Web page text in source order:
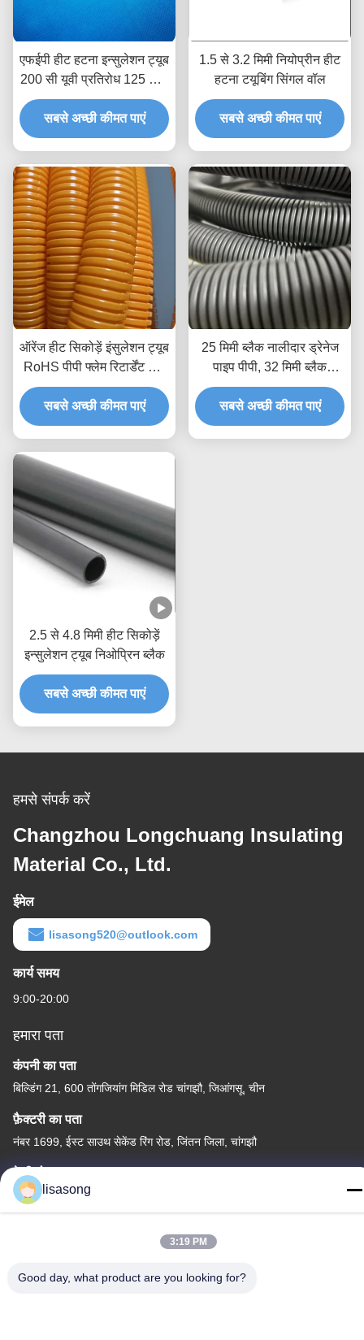
एफईपी हीट हटना इन्सुलेशन ट्यूब
200 सी यूवी प्रतिरोध 125 मिमी
लपेटें
सबसे अच्छी कीमत पाएं
1.5 से 3.2 मिमी नियोप्रीन हीट
हटना टयूबिंग सिंगल वॉल
सबसे अच्छी कीमत पाएं
ऑरेंज हीट सिकोड़ें इंसुलेशन ट्यूब
RoHS पीपी फ्लेम रिटार्डेंट हीट
सिकोड़ें टयूबिंग
सबसे अच्छी कीमत पाएं
25 मिमी ब्लैक नालीदार ड्रेनेज
पाइप पीपी, 32 मिमी ब्लैक
फ्लेक्सिबल ड्रेन पाइप
सबसे अच्छी कीमत पाएं
2.5 से 4.8 मिमी हीट सिकोड़ें
इन्सुलेशन ट्यूब निओप्रिन ब्लैक
सबसे अच्छी कीमत पाएं
हमसे संपर्क करें
Changzhou Longchuang Insulating
Material Co., Ltd.
ईमेल
lisasong520@outlook.com
कार्य समय
9:00-20:00
हमारा पता
कंपनी का पता
बिल्डिंग 21, 600 तोंगजियांग मिडिल रोड चांगझौ, जिआंगसू, चीन
फ़ैक्टरी का पता
नंबर 1699, ईस्ट साउथ सेकेंड रिंग रोड, जिंतन जिला, चांगझौ
टेलीफोन
86--18112317931
lisasong
3:19 PM
Good day, what product are you looking for?